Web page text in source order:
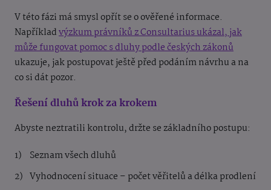
V této fázi má smysl opřít se o ověřené informace.
Napříkladvýzkum právníků z Consultarius ukázal, jak
může fungovat pomoc s dluhy podle českých zákonů
ukazuje, jak postupovat ještě před podáním návrhu a na
co si dát pozor.
Řešení dluhů krok za krokem
Abyste neztratili kontrolu, držte se základního postupu:
Seznam všech dluhů
Vyhodnocení situace – počet věřitelů a délka prodlení